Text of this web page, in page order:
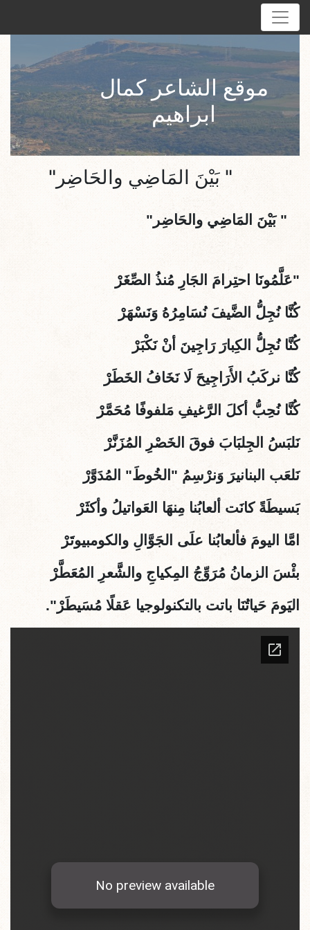
موقع الشاعر كمال
ابراهيم
" بَيْنَ المَاضِي والحَاضِر"
" بَيْنَ المَاضِي والحَاضِر"
"عَلَّمُونَا احتِرامَ الجَارِ مُنذُ الصِّغَرْ
كُنَّا نُجِلُّ الضَّيفَ نُسَامِرُهُ وَنَسْهَرْ
كُنَّا نُجِلُّ الكِبارَ رَاجِينَ أنْ نَكْبَرْ
كُنَّا نركَبُ الأَرَاجِيحَ لَا نَخَافُ الخَطَرْ
كُنَّا نُحِبُّ أكلَ الرَّغيفِ مَلفوفًا مُحَمَّرْ
نَلبَسُ الجِلبَابَ فوقَ الخَصْرِ المُزَنَّرْ
نَلعَب البنانيرَ وَنرْسِمُ "الخُوطَ" المُدَوَّرْ
بَسيطَةً كانَت ألعابُنا مِنهَا العَواتيلُ وأكثَرْ
امَّا اليومَ فألعابُنا علَى الجَوَّالِ والكومبيوتَرْ
بئْسَ الزمانُ مُرَوِّجُ المِكياجِ والشََّعرِ المُعَطَّرْ
اليَومَ حَياتُنَا باتت بالتكنولوجيا عَقلًا مُسَيطَرْ".